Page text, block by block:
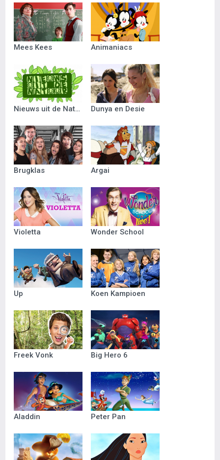
Mees Kees Animaniacs
Nieuws uit de Natuur Dunya en Desie
Brugklas Argai
Violetta Wonder School
Up Koen Kampioen
Freek Vonk Big Hero 6
Aladdin Peter Pan